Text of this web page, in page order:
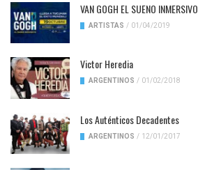
VAN GOGH EL SUENO INMERSIVO
ARTISTAS / 01/04/2019
Victor Heredia
ARGENTINOS / 01/02/2018
Los Auténticos Decadentes
ARGENTINOS / 12/01/2017